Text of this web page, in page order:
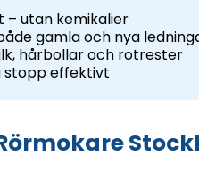
– utan kemikalier
gamla och nya
hårbollar och rotrester
stopp effektivt